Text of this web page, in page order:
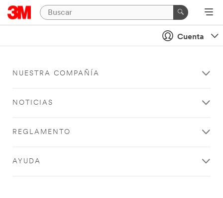
Cuenta
NUESTRA COMPAÑÍA
NOTICIAS
REGLAMENTO
AYUDA